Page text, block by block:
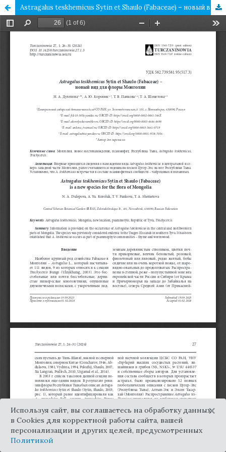
Astragalus teskhemicus Sytin et Shaulo (Fabaceae) – новый вид для флоры Монголии
Используя сайт, вы соглашаетесь на обработку данных
в Cookies для корректной работы сайта, вашей
персонализации и других целей, предусмотренных
Политикой
×